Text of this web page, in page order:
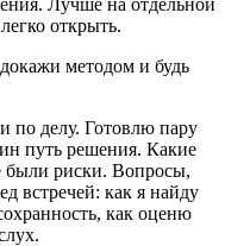
открыть.
методом и будь
по делу. Готовлю пару
путь решения. Какие
были риски. Вопросы,
встречей: как я найду
как оценю